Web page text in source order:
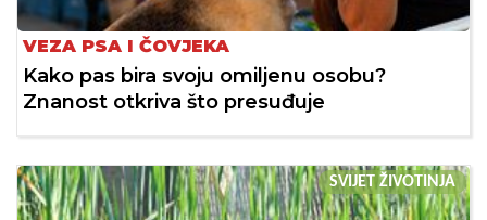
VEZA PSA I ČOVJEKA
Kako pas bira svoju omiljenu osobu?
Znanost otkriva što presuđuje
SVIJET ŽIVOTINJA